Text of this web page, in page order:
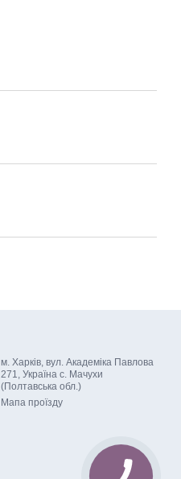
м. Харків, вул. Академіка Павлова
271, Україна с. Мачухи
(Полтавська обл.)
Мапа проїзду